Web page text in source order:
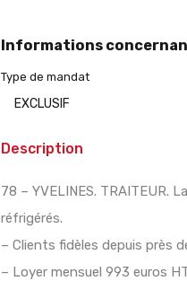
Informations
Type de mandat
EXCLUSIF
Description
78 – YVELINES. TRAITEUR.
réfrigérés.
– Clients fidèles depuis près
– Loyer mensuel 993 euros